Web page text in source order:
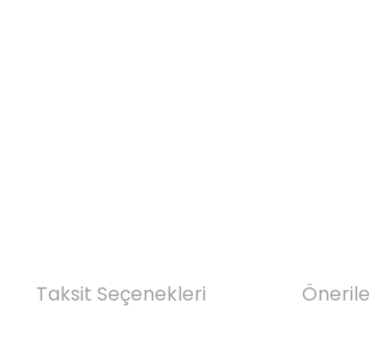
Taksit Seçenekleri